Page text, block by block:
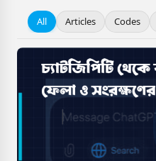
All Articles Codes